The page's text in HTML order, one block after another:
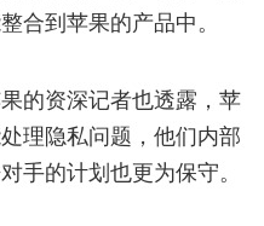
合到苹果的产品中。
资深记者也透露，苹
理隐私问题，他们内部
手的计划也更为保守。